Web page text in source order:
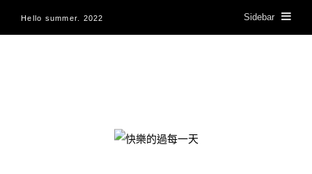
Hello summer. 2022 Sidebar
快樂的過每一天